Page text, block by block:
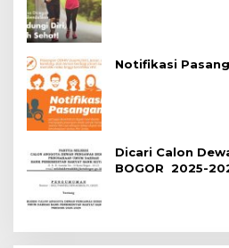
Notifikasi
Dicari Calon
BOGOR 2025-